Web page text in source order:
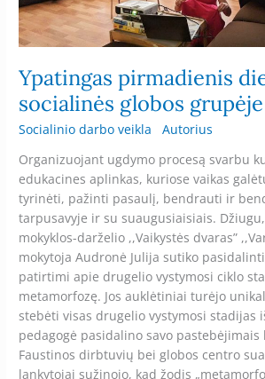
Ypatingas pirmadienis
socialinės globos grupėje
Socialinio darbo veikla Autorius
Organizuojant ugdymo procesą svarbu
edukacines aplinkas, kuriose vaikas
tyrinėti, pažinti pasaulį, bendrauti ir
tarpusavyje ir su suaugusiaisiais.
mokyklos-darželio ,,Vaikystės dvaras”
mokytoja Audronė Julija sutiko
patirtimi apie drugelio vystymosi ciklo
metamorfozę. Jos auklėtiniai turėjo
stebėti visas drugelio vystymosi stadijas
pedagogė pasidalino savo pastebėjimais
Faustinos dirbtuvių bei globos centro
lankytojai sužinojo, kad žodis